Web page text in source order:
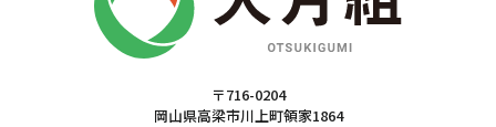
〒716-0204
岡山県高梁市川上町領家1864